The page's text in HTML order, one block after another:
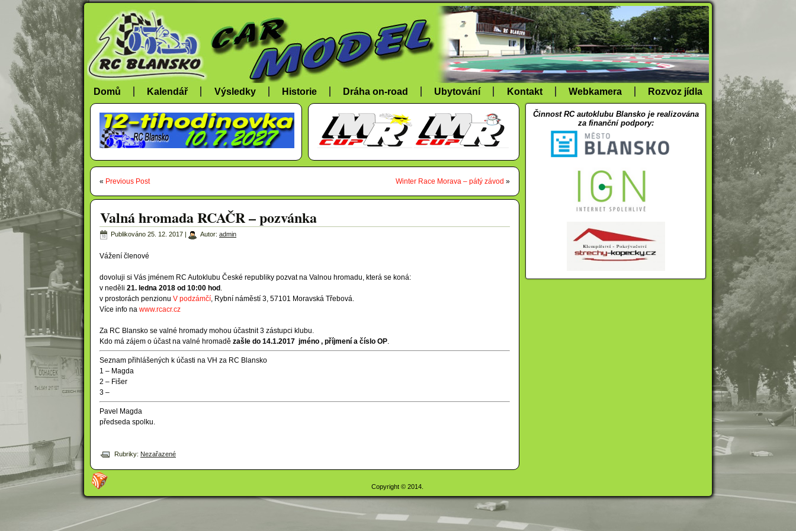
Domů Kalendář Výsledky Historie Dráha on-road Ubytování Kontakt Webkamera Rozvoz jídla
« Previous Post Winter Race Morava – pátý závod »
Valná hromada RCAČR – pozvánka
Publikováno 25. 12. 2017 Autor: admin
Vážení členové
dovoluji si Vás jménem RC Autoklubu České republiky pozvat na Valnou hromadu, která se koná:
v neděli 21. ledna 2018 od 10:00 hod .
v prostorách penzionu V podzámčí, Rybní náměstí 3, 57101 Moravská Třebová.
Více info na www.rcacr.cz
Za RC Blansko se valné hromady mohou účastnit 3 zástupci klubu.
Kdo má zájem o účast na valné hromadě zašle do 14.1.2017 jméno , příjmení a číslo OP.
Seznam přihlášených k účasti na VH za RC Blansko
1 – Magda
2 – Fišer
3 –
Pavel Magda
předseda spolku.
Rubriky: Nezařazené
Činnost RC autoklubu Blansko je realizována
za finanční podpory:
Copyright © 2014.